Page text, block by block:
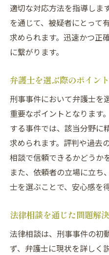
適切な対応方法を指導しま
を通じて、被疑者にとって
求められます。迅速かつ正
に繋がります。
弁護士を選ぶ際のポイント
刑事事件において弁護士を
重要なポイントとなります
する事件では、該当分野に
求められます。評判や過去
相談で信頼できるかどうか
また、依頼者の立場に立ち
士を選ぶことで、安心感を
法律相談を通じた問題解
法律相談は、刑事事件の初
ず、弁護士に現状を詳しく